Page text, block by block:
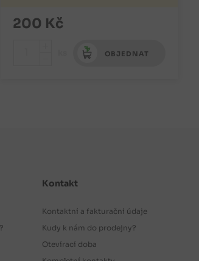
200 Kč
OBJEDNAT
Kontakt
Kontaktní a fakturační údaje
Kudy k nám do prodejny?
Otevírací doba